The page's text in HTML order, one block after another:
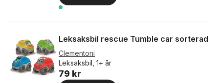
Leksaksbil rescue Tumble car sorterad
Clementoni
Leksaksbil, 1+ år
79 kr